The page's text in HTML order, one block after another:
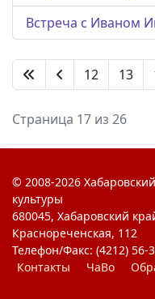
Встреча с Иваном
12 13
Страница 17 из 26
© 2008-2026
культуры
680045, Хабаровский
Краснореченская, 112
Телефон/Факс: (4212)
Контакты
ЧаВо